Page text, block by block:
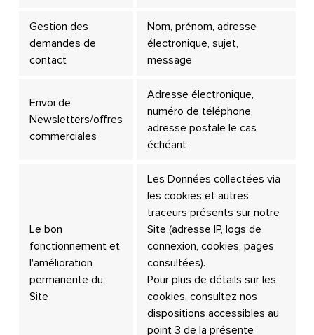
Gestion des
demandes de
contact
Nom, prénom, adresse
électronique, sujet,
message
Envoi de
Newsletters/offres
commerciales
Adresse électronique,
numéro de téléphone,
adresse postale le cas
échéant
Le bon
fonctionnement et
l'amélioration
permanente du
Site
Les Données collectées via
les cookies et autres
traceurs présents sur notre
Site (adresse IP, logs de
connexion, cookies, pages
consultées).
Pour plus de détails sur les
cookies, consultez nos
dispositions accessibles au
point 3 de la présente